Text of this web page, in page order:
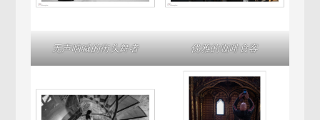
无声呐喊的街头舞者 优雅的咖啡食客